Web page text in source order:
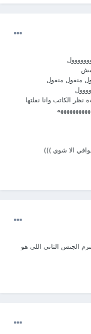
منقول منقول
الكاتب وانا نقلتها
الا شوي )))
الجنس الثاني اللي هو